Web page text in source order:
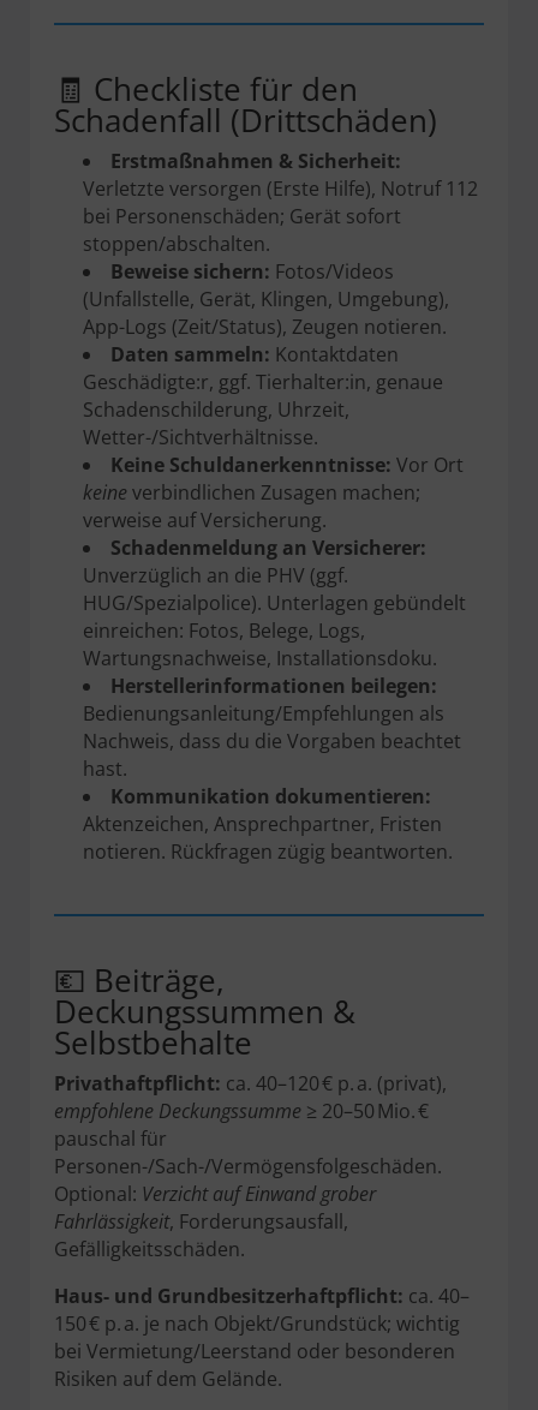
🧾 Checkliste für den
Schadenfall (Drittschäden)
Erstmaßnahmen & Sicherheit:
Verletzte versorgen (Erste Hilfe), Notruf 112
bei Personenschäden; Gerät sofort
stoppen/abschalten.
Beweise sichern: Fotos/Videos
(Unfallstelle, Gerät, Klingen, Umgebung),
App-Logs (Zeit/Status), Zeugen notieren.
Daten sammeln: Kontaktdaten
Geschädigte:r, ggf. Tierhalter:in, genaue
Schadenschilderung, Uhrzeit,
Wetter-/Sichtverhältnisse.
Keine Schuldanerkenntnisse: Vor Ort
keine verbindlichen Zusagen machen;
verweise auf Versicherung.
Schadenmeldung an Versicherer:
Unverzüglich an die PHV (ggf.
HUG/Spezialpolice). Unterlagen gebündelt
einreichen: Fotos, Belege, Logs,
Wartungsnachweise, Installationsdoku.
Herstellerinformationen beilegen:
Bedienungsanleitung/Empfehlungen als
Nachweis, dass du die Vorgaben beachtet
hast.
Kommunikation dokumentieren:
Aktenzeichen, Ansprechpartner, Fristen
notieren. Rückfragen zügig beantworten.
💶 Beiträge,
Deckungssummen &
Selbstbehalte
Privathaftpflicht: ca. 40–120 € p. a. (privat),
empfohlene Deckungssumme ≥ 20–50 Mio. €
pauschal für
Personen-/Sach-/Vermögensfolgeschäden.
Optional: Verzicht auf Einwand grober
Fahrlässigkeit, Forderungsausfall,
Gefälligkeitsschäden.
Haus- und Grundbesitzerhaftpflicht: ca. 40–
150 € p. a. je nach Objekt/Grundstück; wichtig
bei Vermietung/Leerstand oder besonderen
Risiken auf dem Gelände.